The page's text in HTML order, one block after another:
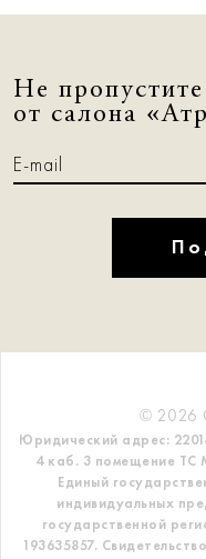
Не
от салона
© 2026
Юридический адрес:
4 каб. 3 помещение ТС
Единый
индивидуальных
государственной
193635857.